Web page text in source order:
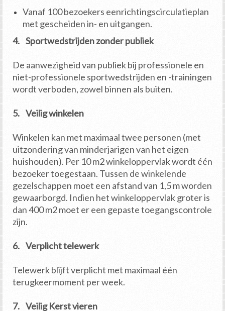
Vanaf 100 bezoekers eenrichtingscirculatieplan
met gescheiden in- en uitgangen.
4. Sportwedstrijden zonder publiek
De aanwezigheid van publiek bij professionele en
niet-professionele sportwedstrijden en -trainingen
wordt verboden, zowel binnen als buiten.
5. Veilig winkelen
Winkelen kan met maximaal twee personen (met
uitzondering van minderjarigen van het eigen
huishouden). Per 10 m2 winkeloppervlak wordt één
bezoeker toegestaan. Tussen de winkelende
gezelschappen moet een afstand van 1,5 m worden
gewaarborgd. Indien het winkeloppervlak groter is
dan 400 m2 moet er een gepaste toegangscontrole
zijn.
6. Verplicht telewerk
Telewerk blijft verplicht met maximaal één
terugkeermoment per week.
7. Veilig Kerst vieren